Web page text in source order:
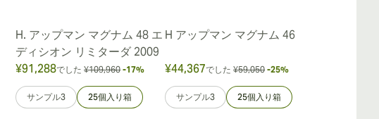
H. アップマン マグナム 48 エ
ディシオン リミターダ 2009
¥91,288でした ¥109,960 -17%
サンプル3 25個入り箱
H アップマン マグナム 46
¥44,367でした ¥59,050 -25%
サンプル3 25個入り箱